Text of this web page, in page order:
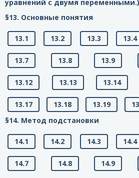
уравнений с двумя переменными.)
§13. Основные понятия
13.1 13.2 13.3 13.4
13.7 13.8 13.9
13.12 13.13 13.14
13.17 13.18 13.19
§14. Метод подстановки
14.1 14.2 14.3 14.4
14.7 14.8 14.9